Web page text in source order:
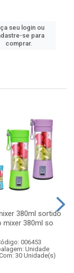
seu login ou
se para
comprar.
380ml sortido
mixer 380ml so
006453
Unidade
30 Unidade(s)